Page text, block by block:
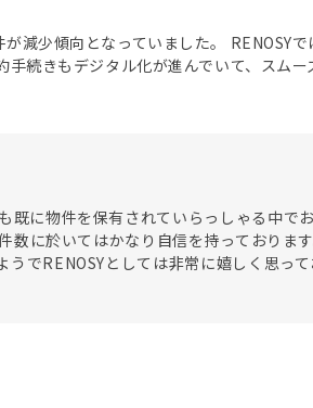
減少傾向となっていました。 RENOSY
続きもデジタル化が進んでいて、スムー
既に物件を保有されていらっしゃる中で
数に於いてはかなり自信を持っておりま
でRENOSYとしては非常に嬉しく思っ